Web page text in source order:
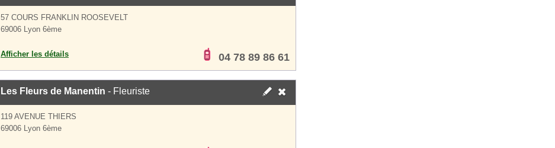
57 COURS FRANKLIN ROOSEVELT
69006 Lyon 6ème
Afficher les détails 04 78 89 86 61
Les Fleurs de Manentin - Fleuriste
119 AVENUE THIERS
69006 Lyon 6ème